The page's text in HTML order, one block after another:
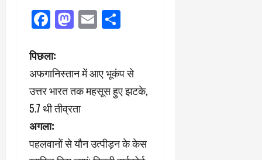
Facebook
Mastodon
Email
पो
स्ट
ने
वि
पिछला:
अफगानिस्तान में आए भूकंप से
उत्तर भारत तक महसूस हुए झटके,
5.7 थी तीव्रता
अगला:
पहलवानों से यौन उत्पीड़न के केस